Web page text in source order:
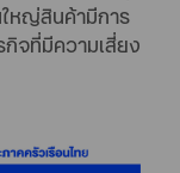
หญ่สินค้ามีการ
จที่มีความเสี่ยง